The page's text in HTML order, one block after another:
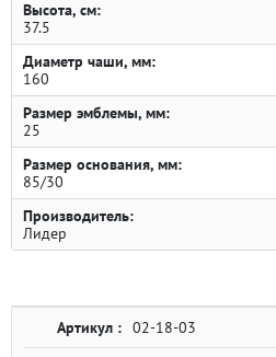
Высота, см:
37.5
Диаметр чаши, мм:
160
Размер эмблемы, мм:
25
Размер основания, мм:
85/30
Производитель:
Лидер
Артикул : 02-18-03